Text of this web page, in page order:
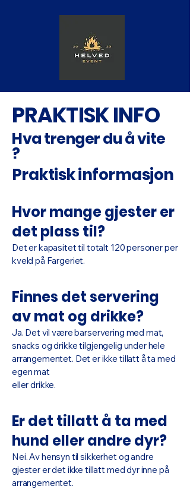
PRAKTISK INFO
Hva trenger du å vite
?
Praktisk informasjon
Hvor mange gjester er
det plass til?
Det er kapasitet til totalt 120 personer per
kveld på Fargeriet.
Finnes det servering
av mat og drikke?
Ja. Det vil være barservering med mat,
snacks og drikke tilgjengelig under hele
arrangementet. Det er ikke tillatt å ta med
egen mat
eller drikke.
Er det tillatt å ta med
hund eller andre dyr?
Nei. Av hensyn til sikkerhet og andre
gjester er det ikke tillatt med dyr inne på
arrangementet.